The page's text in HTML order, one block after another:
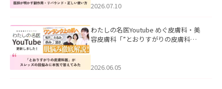
た。
2026.07.10
わたしの名医Youtube めぐ皮膚科・美
容皮膚科「”とおりすがりの皮膚科
2026.06.05